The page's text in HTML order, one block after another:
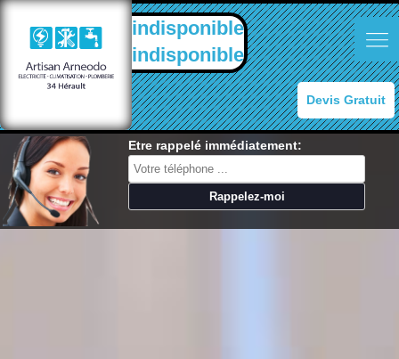
indisponible
indisponible
Devis Gratuit
Etre rappelé immédiatement: